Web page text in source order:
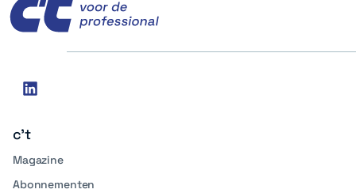
Social
linkedin
c't
Magazine
Abonnementen